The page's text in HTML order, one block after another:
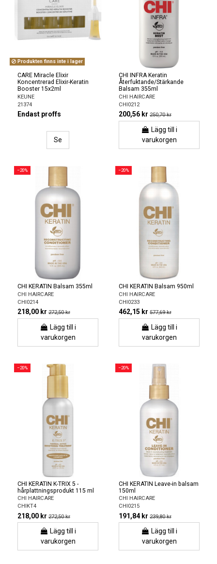
Produkten finns inte i lager
CARE Miracle Elixir
Koncentrerad Elixir-Keratin
Booster 15x2ml
KEUNE
21374
Endast proffs
Se
CHI INFRA Keratin
Återfuktande/Stärkande
Balsam 355ml
CHI HAIRCARE
CHI0212
200,56 kr 250,70 kr
Lägg till i
varukorgen
−20%
CHI KERATIN Balsam 355ml
CHI HAIRCARE
CHI0214
218,00 kr 272,50 kr
Lägg till i
varukorgen
−20%
CHI KERATIN Balsam 950ml
CHI HAIRCARE
CHI0233
462,15 kr 577,69 kr
Lägg till i
varukorgen
−20%
CHI KERATIN K-TRIX 5 -
hårplattningsprodukt 115 ml
CHI HAIRCARE
CHIKT4
218,00 kr 272,50 kr
Lägg till i
varukorgen
−20%
CHI KERATIN Leave-in balsam
150ml
CHI HAIRCARE
CHI0215
191,84 kr 239,80 kr
Lägg till i
varukorgen